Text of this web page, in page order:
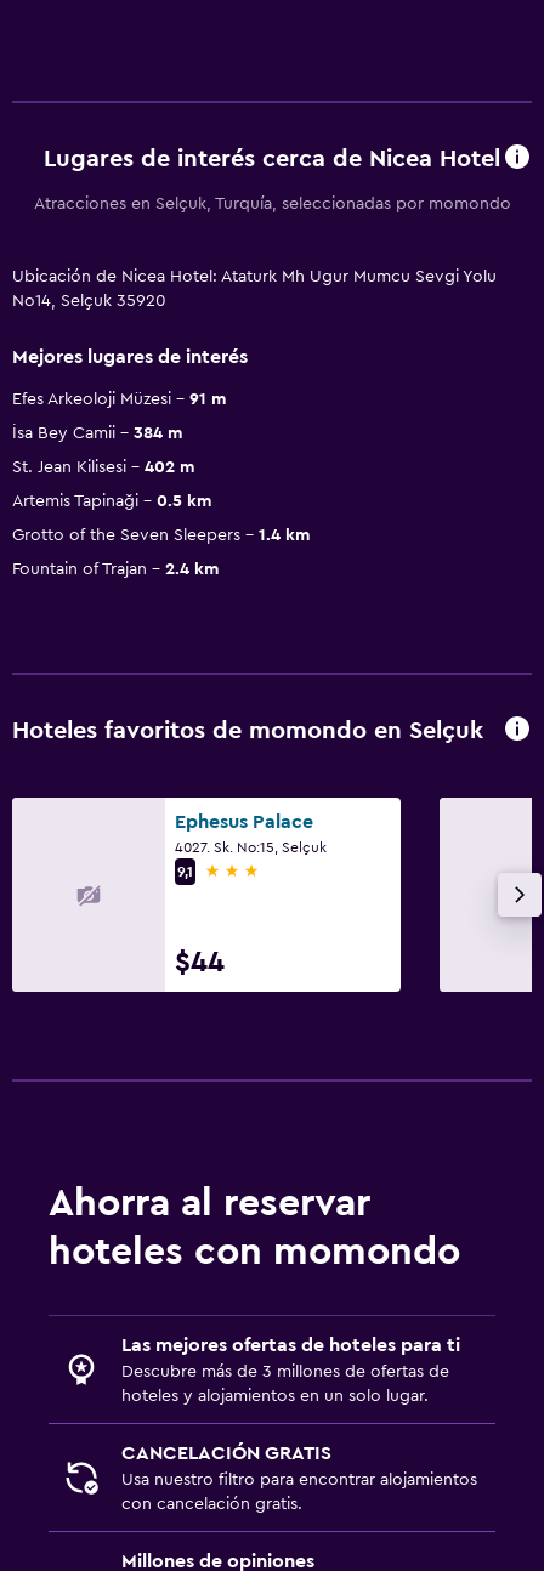
Lugares de interés cerca de Nicea Hotel
Atracciones en Selçuk, Turquía, seleccionadas por momondo
Ubicación de Nicea Hotel: Ataturk Mh Ugur Mumcu Sevgi Yolu
No14, Selçuk 35920
Mejores lugares de interés
Efes Arkeoloji Müzesi
91 m
İsa Bey Camii
384 m
St. Jean Kilisesi
402 m
Artemis Tapinaği
0.5 km
Grotto of the Seven Sleepers
1.4 km
Fountain of Trajan
2.4 km
Hoteles favoritos de momondo en Selçuk
Ephesus Palace
4027. Sk. No:15, Selçuk
9,1
3 estrellas
$44
Ahorra al reservar
hoteles con momondo
Las mejores ofertas de hoteles para ti
Descubre más de 3 millones de ofertas de
hoteles y alojamientos en un solo lugar.
CANCELACIÓN GRATIS
Usa nuestro filtro para encontrar alojamientos
con cancelación gratis.
Millones de opiniones